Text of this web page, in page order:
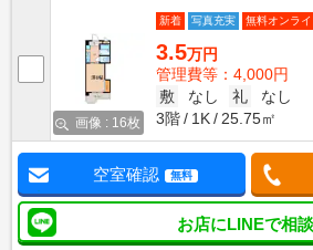
画像 : 16枚
新着 写真充実 無料オンラ
3.5万円
管理費等：4,000円
敷
なし 礼
なし
3階
1K 25.75㎡
空室確認 無料
お店にLINEで相